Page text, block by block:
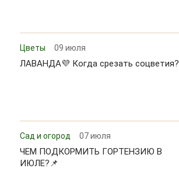
Цветы 09 июля
ЛАВАНДА💜 Когда срезать соцветия?
Сад и огород 07 июля
ЧЕМ ПОДКОРМИТЬ ГОРТЕНЗИЮ В
ИЮЛЕ?📌